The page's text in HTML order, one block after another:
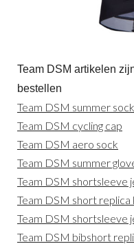
Team DSM artikelen
bestellen
Team DSM summer sock
Team DSM cycling cap
Team DSM aero sock
Team DSM summer
Team DSM shortsleeve
Team DSM short replica
Team DSM shortsleeve
Team DSM bibshort